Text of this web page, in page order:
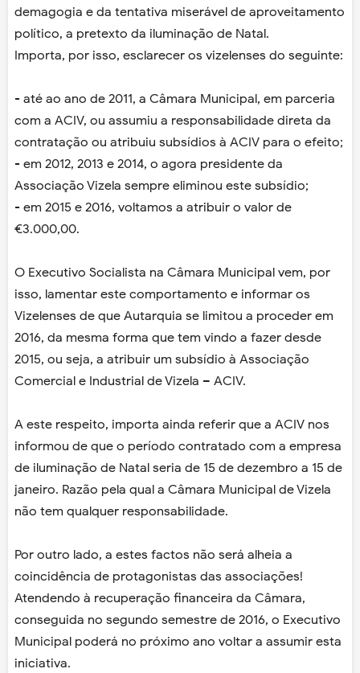
demagogia e da tentativa miserável de aproveitamento
político, a pretexto da iluminação de Natal.
Importa, por isso, esclarecer os vizelenses do seguinte:
- até ao ano de 2011, a Câmara Municipal, em parceria
com a ACIV, ou assumiu a responsabilidade direta da
contratação ou atribuiu subsídios à ACIV para o efeito;
- em 2012, 2013 e 2014, o agora presidente da
Associação Vizela sempre eliminou este subsídio;
- em 2015 e 2016, voltamos a atribuir o valor de
€3.000,00.
O Executivo Socialista na Câmara Municipal vem, por
isso, lamentar este comportamento e informar os
Vizelenses de que Autarquia se limitou a proceder em
2016, da mesma forma que tem vindo a fazer desde
2015, ou seja, a atribuir um subsídio à Associação
Comercial e Industrial de Vizela – ACIV.
A este respeito, importa ainda referir que a ACIV nos
informou de que o período contratado com a empresa
de iluminação de Natal seria de 15 de dezembro a 15 de
janeiro. Razão pela qual a Câmara Municipal de Vizela
não tem qualquer responsabilidade.
Por outro lado, a estes factos não será alheia a
coincidência de protagonistas das associações!
Atendendo à recuperação financeira da Câmara,
conseguida no segundo semestre de 2016, o Executivo
Municipal poderá no próximo ano voltar a assumir esta
iniciativa.